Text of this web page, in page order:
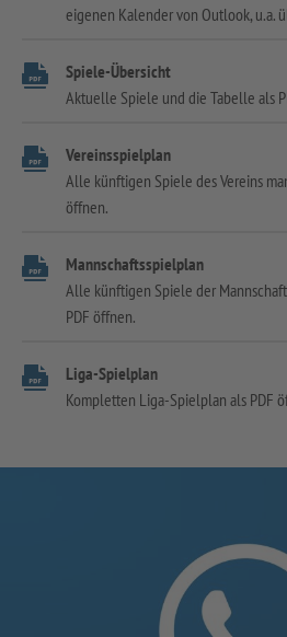
eigenen Kalender von Outlook, u.a.
Spiele-Übersicht
Aktuelle Spiele und die Tabelle als
Vereinsspielplan
Alle künftigen Spiele des Vereins
öffnen.
Mannschaftsspielplan
Alle künftigen Spiele der
PDF öffnen.
Liga-Spielplan
Kompletten Liga-Spielplan als PDF